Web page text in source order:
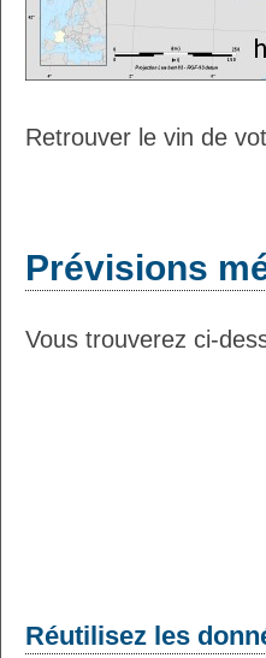
Retrouver le vin de
Prévisions
Vous trouverez ci-
Réutilisez les